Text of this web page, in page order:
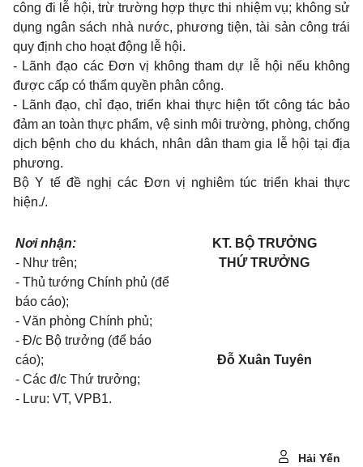
công đi lễ hội, trừ trường hợp thực thi nhiệm vụ; không sử
dụng ngân sách nhà nước, phương tiện, tài sản công trái
quy định cho hoạt động lễ hội.
- Lãnh đạo các Đơn vị không tham dự l ễhội nếu không
được cấp có thẩm quyền phân công.
- Lãnh đạo, chỉ đạo, triển khai thực hiện tốt công tác bảo
đảm an toàn thực phẩm, vệ sinh môi trường, phòng, chống
dịch bệnh cho du khách, nhân dân tham gia lễ hội tại địa
phương.
Bộ Y tế đề nghị các Đơn vị nghiêm túc triển khai thực
hiện./.
Nơi nhận:
- Như trên;
- Thủ tướng Chính phủ (để
báo cáo);
- Văn phòng Chính phủ;
- Đ/c Bộ trưởng (để báo
cáo);
- Các đ/c Thứ trưởng;
- Lưu: VT, VPB1.
KT. BỘ TRƯỞNG
THỨ TRƯỞNG
Đỗ Xuân Tuyên
Hải Yến